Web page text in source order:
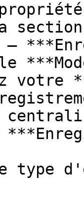
votre
type